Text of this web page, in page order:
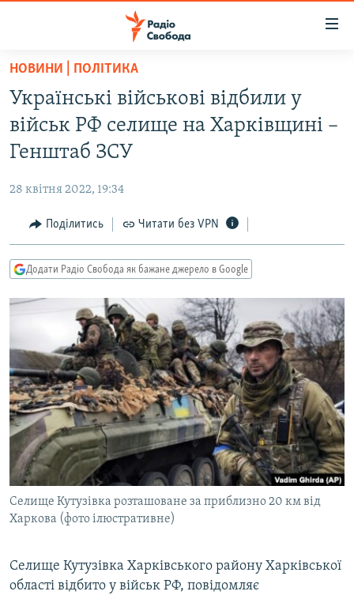
Перейти
основного
матеріалу
Перейти
до
основної
Перейти
до
пошуку
ВСЕ ЗА ДОБУ
СТАТТІ
СУСПІЛЬСТВО
РОСІЙСЬКА «ФІЛЬТРАЦІЯ»
ДОНБАС.РЕАЛІЇ
ТИ ЯК?
КИТАЙ.ВИКЛИКИ
МУЛЬТИМЕДІА
ФОТО
СПЕЦПРОЄКТИ
ПОДКАСТИ
КРИМ РЕАЛІЇ
РУС
КТАТ
НОВИНИ | ПОЛІТИКА
Українські військові відбили у
військ РФ селище на Харківщині –
Генштаб ЗСУ
28 квітня 2022, 19:34
Поділитись Читати без VPN
Додати Радіо Свобода як бажане джерело в Google
Селище Кутузівка розташоване за приблизно 20 км від
Харкова (фото ілюстративне)
Селище Кутузівка Харківського району Харківської
області відбито у військ РФ, повідомляє